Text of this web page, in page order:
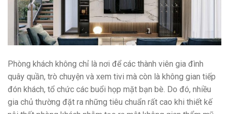
Phòng khách không chỉ là nơi để các thành viên gia đình
quây quần, trò chuyện và xem tivi mà còn là không gian tiếp
đón khách, tổ chức các buổi họp mặt bạn bè. Do đó, nhiều
gia chủ thường đặt ra những tiêu chuẩn rất cao khi thiết kế